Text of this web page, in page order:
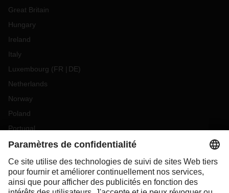
Great Britain
Hungary
Ireland
Italy
Luxembourg (FR DE)
Netherlands
Norway
Poland
Portugal
Romania
Slovakia
Spain
Sweden